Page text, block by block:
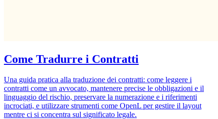
Come Tradurre i Contratti
Una guida pratica alla traduzione dei contratti: come leggere i
contratti come un avvocato, mantenere precise le obbligazioni e il
linguaggio del rischio, preservare la numerazione e i riferimenti
incrociati, e utilizzare strumenti come OpenL per gestire il layout
mentre ci si concentra sul significato legale.